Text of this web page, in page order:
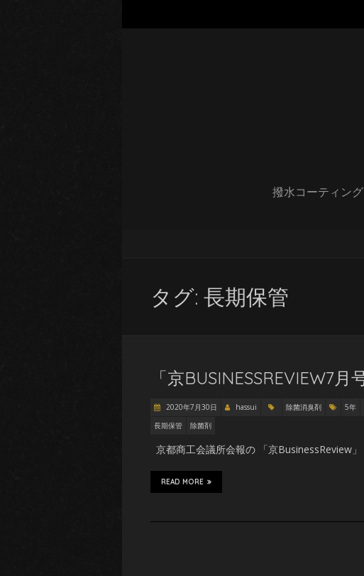
撥水コーティン
タグ: 長期保管
「京BUSINESSREVIEW7
2020年7月30日 hassui 除菌消臭剤 5年
長期保管
除菌剤
京都商工会議所会報の 「京BusinessReview
READ MORE